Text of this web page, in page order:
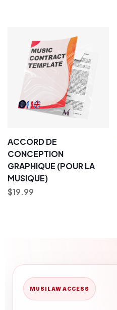
ACCORD DE
CONCEPTION
GRAPHIQUE (POUR LA
MUSIQUE)
$19.99
MUSILAW ACCESS